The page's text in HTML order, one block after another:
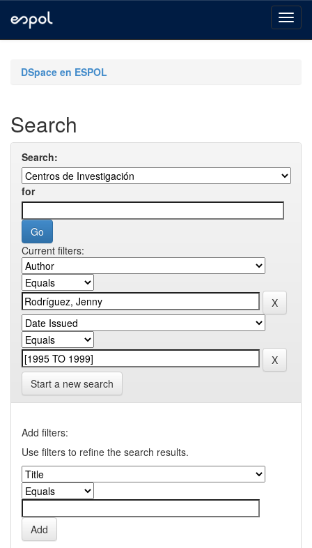
navigationDSpace en ESPOL
Search
Search:
for
Current filters:
Start a new search
Add filters:
Use filters to refine the search results.